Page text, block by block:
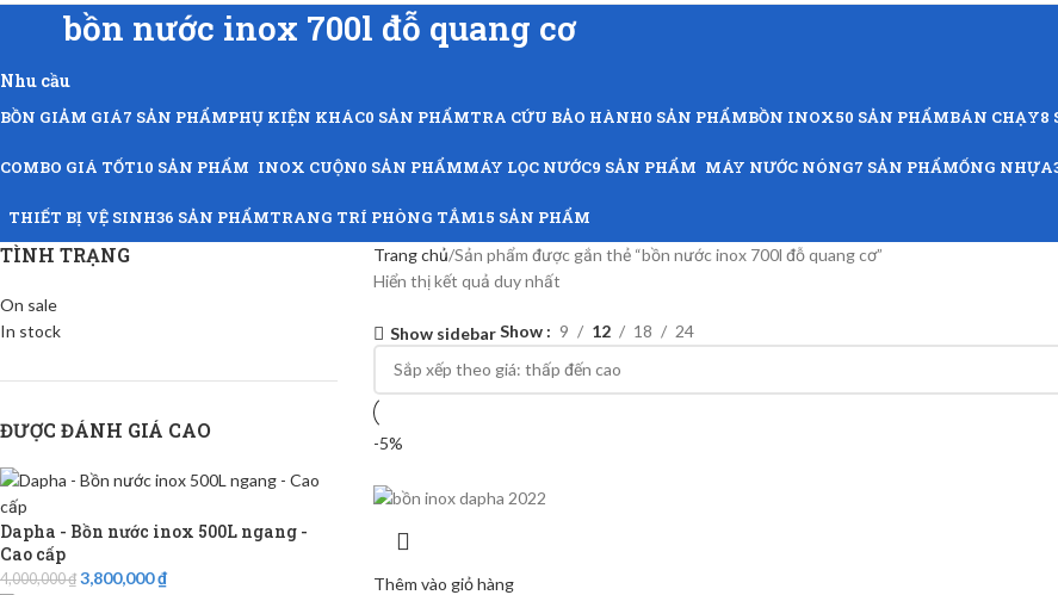
bồn nước inox 700l đỗ quang cơ
Nhu cầu
BỒN GIẢM GIÁ7 SẢN PHẨMPHỤ KIỆN KHÁC0 SẢN PHẨMTRA CỨU BẢO HÀNH0 SẢN PHẨMBỒN INOX50 SẢN PHẨMBÁN CHẠY8
COMBO GIÁ TỐT10 SẢN PHẨM INOX CUỘN0 SẢN PHẨMMÁY LỌC NƯỚC9 SẢN PHẨM MÁY NƯỚC NÓNG7 SẢN PHẨMỐNG NHỰA
THIẾT BỊ VỆ SINH36 SẢN PHẨMTRANG TRÍ PHÒNG TẮM15 SẢN PHẨM
TÌNH TRẠNG
On sale
In stock
ĐƯỢC ĐÁNH GIÁ CAO
Dapha - Bồn nước inox 500L ngang -
Cao cấp
4,000,000₫ 3,800,000₫
Trang chủ Sản phẩm được gắn thẻ “bồn nước inox 700l đỗ quang cơ”
Hiển thị kết quả duy nhất
Show sidebar Show 9 12 18 24
-5%
Thêm vào giỏ hàng